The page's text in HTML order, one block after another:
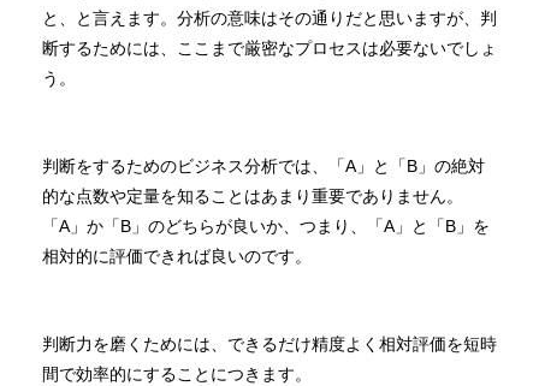
と、と言えます。分析の意味はその通りだと思いますが、判
断するためには、ここまで厳密なプロセスは必要ないでしょ
う。
判断をするためのビジネス分析では、「A」と「B」の絶対
的な点数や定量を知ることはあまり重要でありません。
「A」か「B」のどちらが良いか、つまり、「A」と「B」を
相対的に評価できれば良いのです。
判断力を磨くためには、できるだけ精度よく相対評価を短時
間で効率的にすることにつきます。